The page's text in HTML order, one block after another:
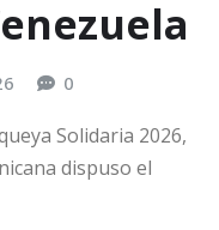
0
Solidaria 2026,
dispuso el